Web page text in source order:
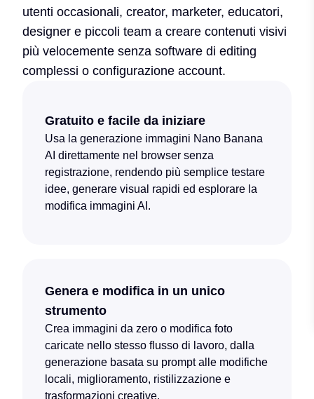
utenti occasionali, creator, marketer, educatori,
designer e piccoli team a creare contenuti visivi
più velocemente senza software di editing
complessi o configurazione account.
Gratuito e facile da iniziare
Usa la generazione immagini Nano Banana
AI direttamente nel browser senza
registrazione, rendendo più semplice testare
idee, generare visual rapidi ed esplorare la
modifica immagini AI.
Genera e modifica in un unico
strumento
Crea immagini da zero o modifica foto
caricate nello stesso flusso di lavoro, dalla
generazione basata su prompt alle modifiche
locali, miglioramento, ristilizzazione e
trasformazioni creative.